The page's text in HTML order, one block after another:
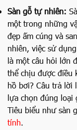
Sàn gỗ tự nhiên:
một trong những
đẹp ấm cúng và
nhiên, việc sử
là một câu hỏi lớn
thể chịu được điều
hồ bơi? Câu trả lời
lựa chọn đúng loại
Tiêu biểu như sàn
tính.